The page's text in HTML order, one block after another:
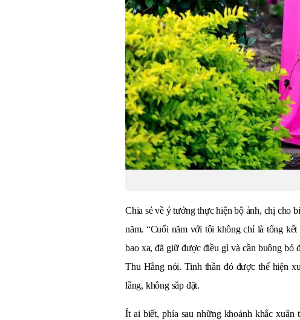
Chia sẻ về ý tưởng thực hiện bộ ảnh, chị cho
năm. “Cuối năm với tôi không chỉ là tổng
bao xa, đã giữ được điều gì và cần buông bỏ
Thu Hằng nói. Tinh thần đó được thể hiện
lắng, không sắp đặt.
Ít ai biết, phía sau những khoảnh khắc